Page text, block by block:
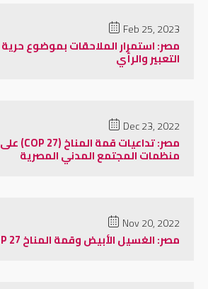
Feb 25, 2023
مصر: استمرار الملاحقات بموضوع حرية
التعبير والرأي
Dec 23, 2022
مصر: تداعيات قمة المناخ (COP 27) على
منظمات المجتمع المدني المصرية
Nov 20, 2022
مصر: الغسيل الأبيض وقمة المناخ COP 27